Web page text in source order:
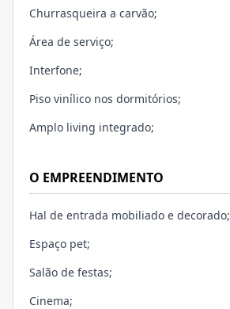
Churrasqueira a carvão;
Área de serviço;
Interfone;
Piso vinílico nos dormitórios;
Amplo living integrado;
O EMPREENDIMENTO
Hal de entrada mobiliado e decorado;
Espaço pet;
Salão de festas;
Cinema;